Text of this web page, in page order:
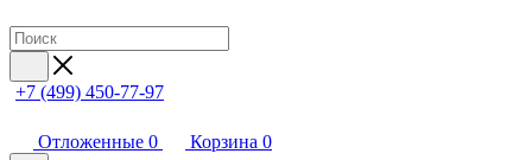
+7 (499) 450-77-97
Отложенные 0 Корзина 0